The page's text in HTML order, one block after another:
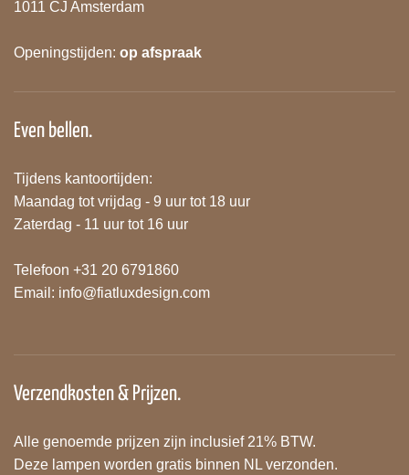
1011 CJ Amsterdam
Openingstijden: op afspraak
Even bellen.
Tijdens kantoortijden:
Maandag tot vrijdag - 9 uur tot 18 uur
Zaterdag - 11 uur tot 16 uur
Telefoon +31 20 6791860
Email: info@fiatluxdesign.com
Verzendkosten & Prijzen.
Alle genoemde prijzen zijn inclusief 21% BTW.
Deze lampen worden gratis binnen NL verzonden.